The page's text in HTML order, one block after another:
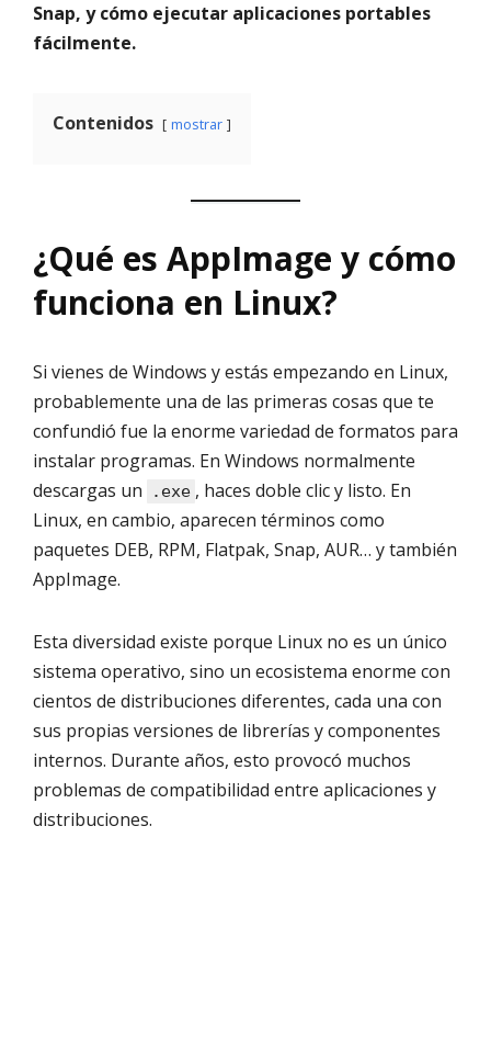
Snap, y cómo ejecutar aplicaciones portables
fácilmente.
Contenidos mostrar
¿Qué es AppImage y cómo
funciona en Linux?
Si vienes de Windows y estás empezando en Linux,
probablemente una de las primeras cosas que te
confundió fue la enorme variedad de formatos para
instalar programas. En Windows normalmente
descargas un
.exe , haces doble clic y listo. En
Linux, en cambio, aparecen términos como
paquetes DEB, RPM, Flatpak, Snap, AUR… y también
AppImage.
Esta diversidad existe porque Linux no es un único
sistema operativo, sino un ecosistema enorme con
cientos de distribuciones diferentes, cada una con
sus propias versiones de librerías y componentes
internos. Durante años, esto provocó muchos
problemas de compatibilidad entre aplicaciones y
distribuciones.